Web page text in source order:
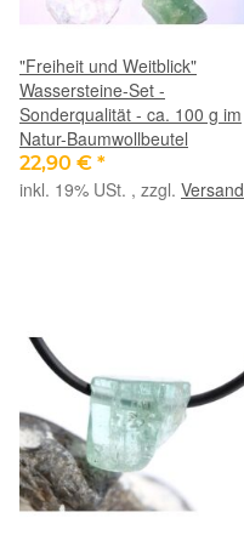
"Freiheit und Weitblick"
Wassersteine-Set -
Sonderqualität - ca. 100 g im
Natur-Baumwollbeutel
22,90 € *
inkl. 19% USt. , zzgl. Versand